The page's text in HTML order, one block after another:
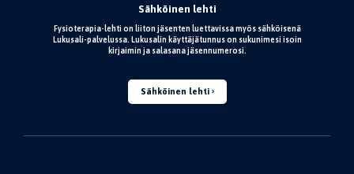
Sähköinen lehti
Fysioterapia-lehti on liiton jäsenten luettavissa myös sähköisenä
Lukusali-palvelussa. Lukusalin käyttäjätunnus on sukunimesi isoin
kirjaimin ja salasana jäsennumerosi.
Sähköinen lehti